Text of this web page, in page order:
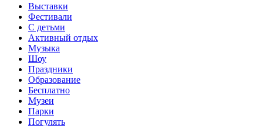
Выставки
Фестивали
С детьми
Активный отдых
Музыка
Шоу
Праздники
Образование
Бесплатно
Музеи
Парки
Погулять